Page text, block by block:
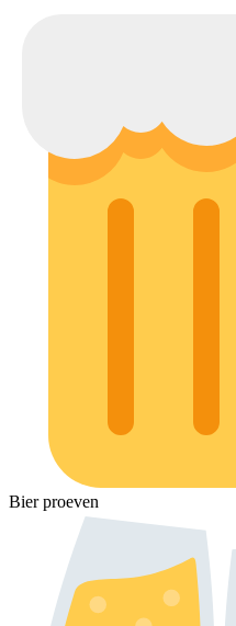
Bier proeven